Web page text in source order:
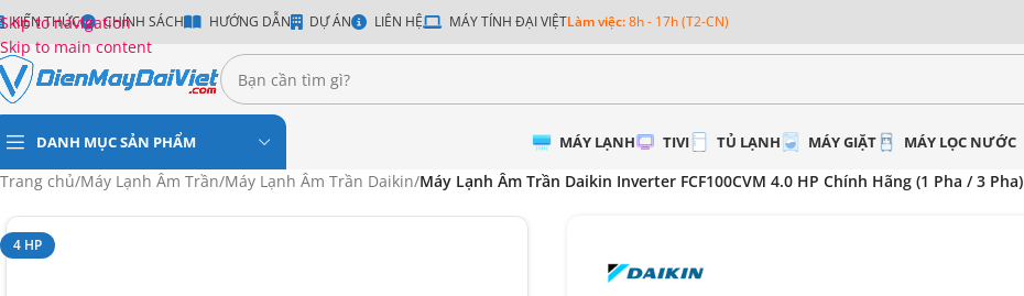
Skip to navigation
Skip to main content
KIẾN THỨC CHÍNH SÁCH HƯỚNG DẪN DỰ ÁN LIÊN HỆ MÁY TÍNH ĐẠI VIỆTLàm việc:8h - 17h (T2-CN)
DANH MỤC SẢN PHẨM MÁY LẠNH TIVI TỦ LẠNH MÁY GIẶT MÁY LỌC NƯỚC
Trang chủ/Máy Lạnh Âm Trần/Máy Lạnh Âm Trần Daikin/Máy Lạnh Âm Trần Daikin Inverter FCF100CVM 4.0 HP Chính Hãng (1 Pha / 3 Pha)
4 HP